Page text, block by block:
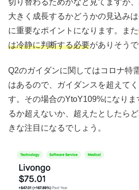
大きく成長するかどうかの見込みは
に重要なポイントになります。また
は冷静に判断する必要がありそうで
Q2のガイダンに関してはコロナ特
はあるので、ガイダンスを超えて
す。その場合のYtoY109%になりま
るか超えないか、超えたとしたら
きな注目になるでしょう。